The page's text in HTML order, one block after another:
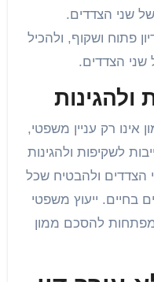
שני הצדדים.
פתוח ושקוף, ולהכיל
הצדדים.
ולהגינות
אינו רק עניין משפטי,
לשקיפות ולהגינות
הצדדים ולהבטיח שכל
בחיים. ייעוץ משפטי
להסכם ממון